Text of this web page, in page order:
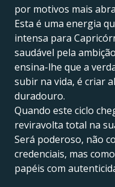
por motivos mais
Esta é uma energia
intensa para
saudável pela
ensina-lhe que a
subir na vida, é criar
duradouro.
Quando este ciclo
reviravolta total na
Será poderoso, não
credenciais, mas
papéis com